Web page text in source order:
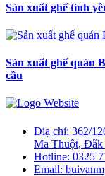
Sản xuất ghế tình
Sản xuất ghế quán
cầu
Điạ chỉ: 362/
Ma Thuột,
Hotline: 0325
Email: